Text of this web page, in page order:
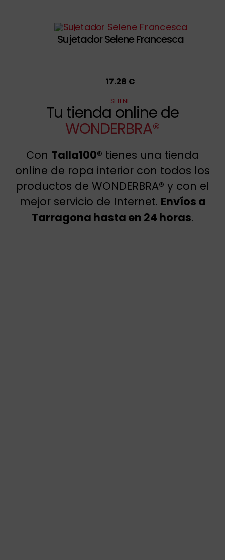
Sujetador Selene Francesca
17.28 €
SELENE
Tu tienda online de
WONDERBRA®
Con Talla100® tienes una tienda
online de ropa interior con todos los
productos de WONDERBRA® y con el
mejor servicio de Internet. Envíos a
Tarragona hasta en 24 horas.